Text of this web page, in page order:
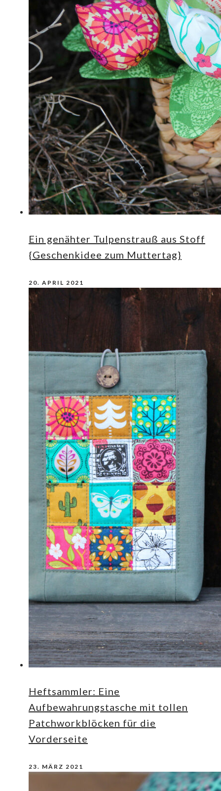
Ein genähter Tulpenstrauß aus Stoff
{Geschenkidee zum Muttertag}
20. APRIL 2021
Heftsammler: Eine
Aufbewahrungstasche mit tollen
Patchworkblöcken für die
Vorderseite
23. MÄRZ 2021